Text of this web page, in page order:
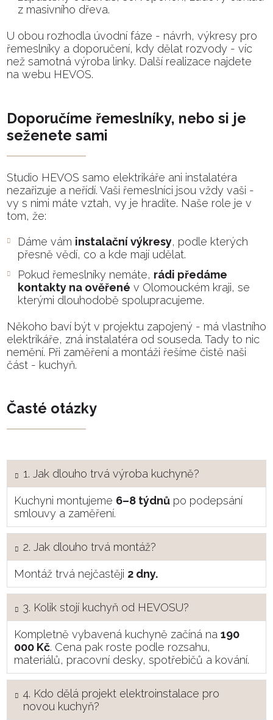
z masivního dřeva.
U obou rozhodla úvodní fáze - návrh, výkresy pro
řemeslníky a doporučení, kdy dělat rozvody - víc
než samotná výroba linky. Další realizace najdete
na webu HEVOS.
Doporučíme řemeslníky, nebo si je
seženete sami
Studio HEVOS samo elektrikáře ani instalatéra
nezařizuje a neřídí. Vaši řemeslníci jsou vždy vaši -
vy s nimi máte vztah, vy je hradíte. Naše role je v
tom, že:
Dáme vám instalační výkresy, podle kterých
přesně vědí, co a kde mají udělat.
Pokud řemeslníky nemáte, rádi předáme
kontakty na ověřené v Olomouckém kraji, se
kterými dlouhodobě spolupracujeme.
Někoho baví být v projektu zapojený - má vlastního
elektrikáře, zná instalatéra od souseda. Tady to nic
nemění. Při zaměření a montáži řešíme čistě naši
část - kuchyň.
Časté otázky
1. Jak dlouho trvá výroba kuchyně?
Kuchyni montujeme 6–8 týdnůpo podepsání
smlouvy a zaměření.
2. Jak dlouho trvá montáž?
Montáž trvá nejčastěji 2 dny.
3. Kolik stojí kuchyň od HEVOSU?
Kompletně vybavená kuchyně začíná na 190
000 Kč. Cena pak roste podle rozsahu,
materiálů, pracovní desky, spotřebičů a kování.
4. Kdo dělá projekt elektroinstalace pro
novou kuchyň?